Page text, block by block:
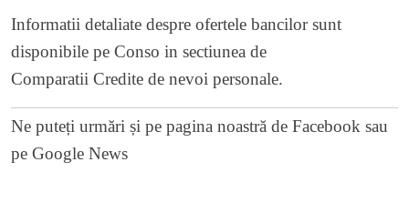
Informatii detaliate despre ofertele bancilor sunt
disponibile pe Conso in sectiunea de
Comparatii Credite de nevoi personale.
Ne puteți urmări și pe pagina noastră de Facebook sau
pe Google News